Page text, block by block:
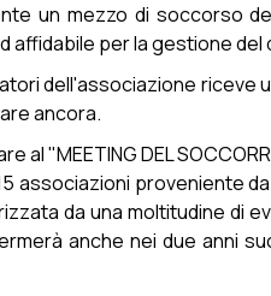
un mezzo di soccorso
affidabile per la gestione
dell'associazione riceve
ancora.
al "MEETING DEL
associazioni proveniente
da una moltitudine di
anche nei due anni